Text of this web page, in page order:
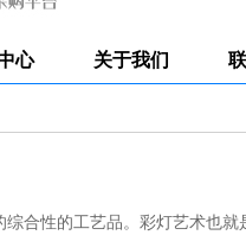
心 关于我们
合性的工艺品。彩灯艺术也